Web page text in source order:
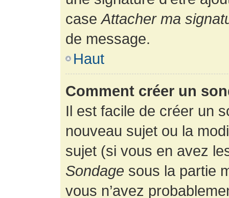
caseAttacher ma
de message.
Haut
Comment créer un
Il est facile de créer un
nouveau sujet ou la
sujet (si vous en avez
Sondage sous la partie
vous n’avez